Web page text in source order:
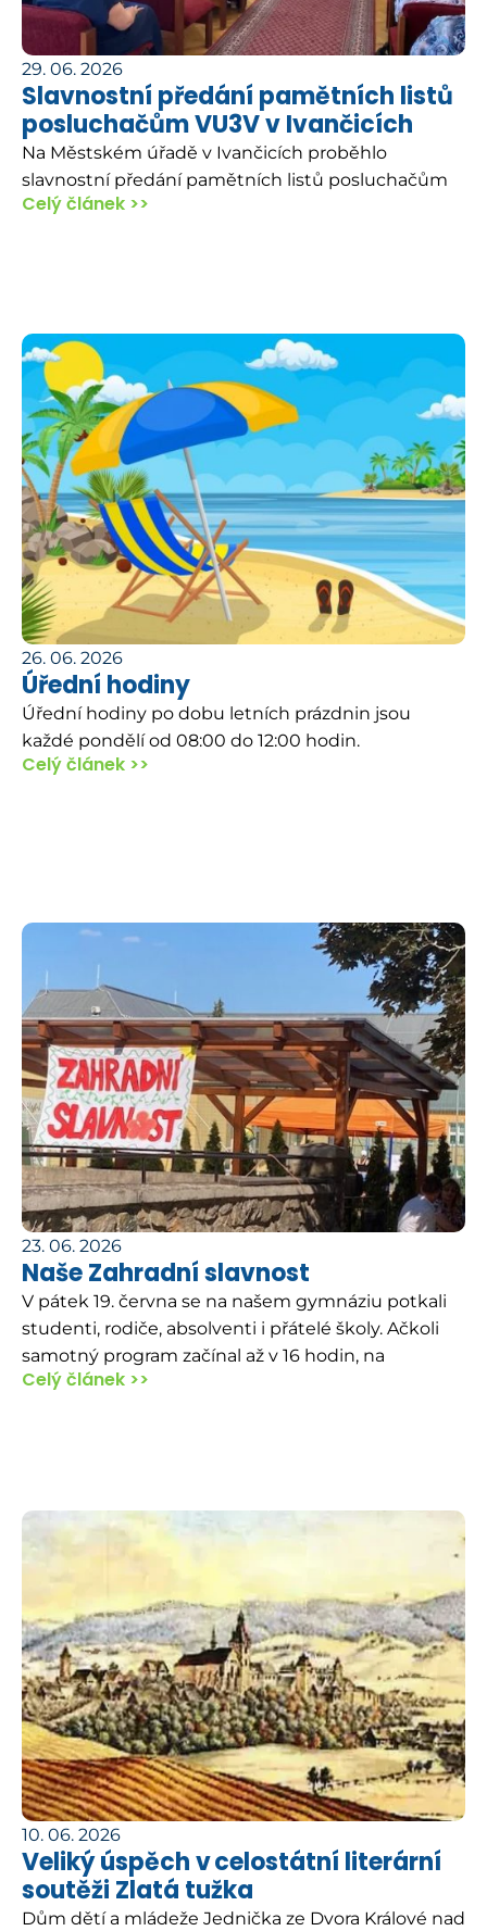
29. 06. 2026
Slavnostní předání pamětních listů
posluchačům VU3V v Ivančicích
Na Městském úřadě v Ivančicích proběhlo
slavnostní předání pamětních listů posluchačům
Celý článek >>
26. 06. 2026
Úřední hodiny
Úřední hodiny po dobu letních prázdnin jsou
každé pondělí od 08:00 do 12:00 hodin.
Celý článek >>
23. 06. 2026
Naše Zahradní slavnost
V pátek 19. června se na našem gymnáziu potkali
studenti, rodiče, absolventi i přátelé školy. Ačkoli
samotný program začínal až v 16 hodin, na
Celý článek >>
10. 06. 2026
Veliký úspěch v celostátní literární
soutěži Zlatá tužka
Dům dětí a mládeže Jednička ze Dvora Králové nad